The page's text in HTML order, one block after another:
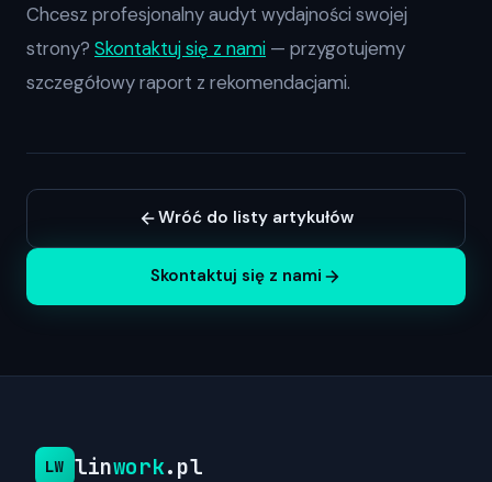
Chcesz profesjonalny audyt wydajności swojej
strony? Skontaktuj się z nami — przygotujemy
szczegółowy raport z rekomendacjami.
Wróć do listy artykułów
Skontaktuj się z nami
LW linwork.pl